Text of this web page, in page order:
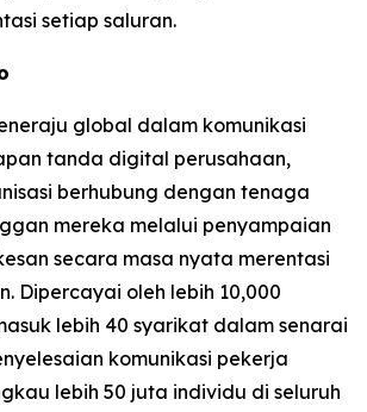
setiap saluran.
global dalam komunikasi
tanda digital perusahaan,
berhubung dengan tenaga
mereka melalui penyampaian
secara masa nyata merentasi
Dipercayai oleh lebih 10,000
lebih 40 syarikat dalam senarai
komunikasi pekerja
lebih 50 juta individu di seluruh